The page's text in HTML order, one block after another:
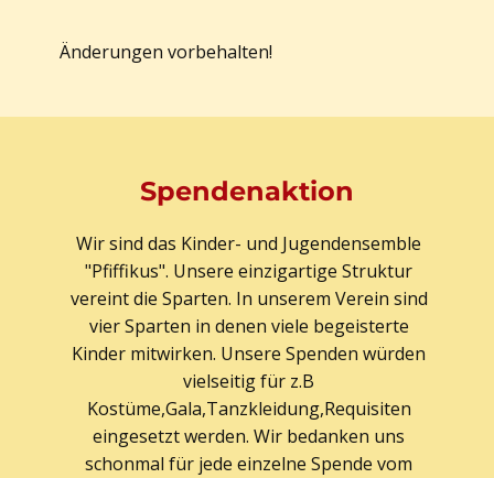
Änderungen vorbehalten!
Spendenaktion
Wir sind das Kinder- und Jugendensemble
"Pfiffikus". Unsere einzigartige Struktur
vereint die Sparten. In unserem Verein sind
vier Sparten in denen viele begeisterte
Kinder mitwirken. Unsere Spenden würden
vielseitig für z.B
Kostüme,Gala,Tanzkleidung,Requisiten
eingesetzt werden. Wir bedanken uns
schonmal für jede einzelne Spende vom